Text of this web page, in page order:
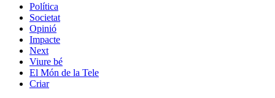
Política
Societat
Opinió
Impacte
Next
Viure bé
El Món de la Tele
Criar